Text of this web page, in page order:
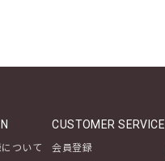
ついて
CUSTOMER SERVICE
会員登録